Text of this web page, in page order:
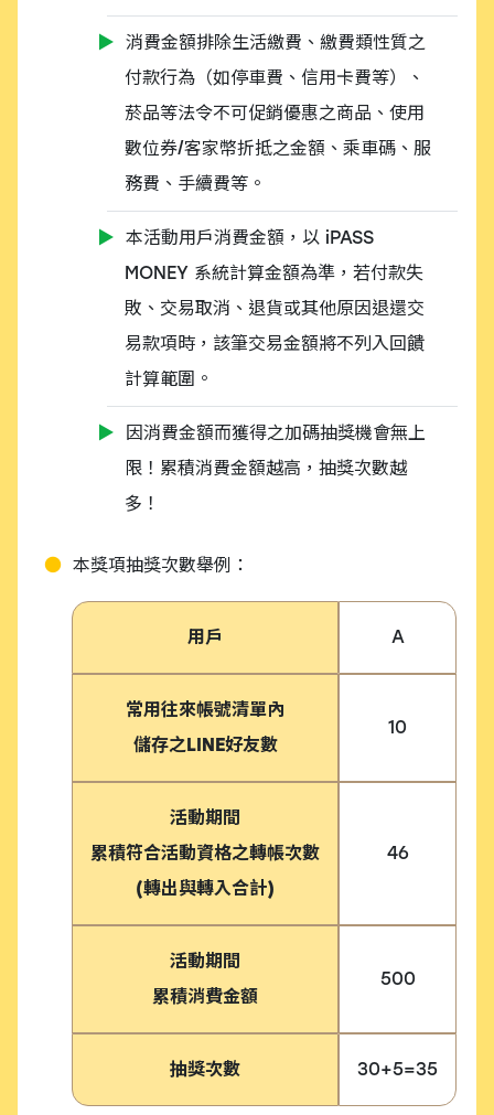
消費金額排除生活繳費、繳費類性質之
付款行為（如停車費、信用卡費等）、
菸品等法令不可促銷優惠之商品、使用
數位券/客家幣折抵之金額、乘車碼、服
務費、手續費等。
本活動用戶消費金額，以 iPASS
MONEY 系統計算金額為準，若付款失
敗、交易取消、退貨或其他原因退還交
易款項時，該筆交易金額將不列入回饋
計算範圍。
因消費金額而獲得之加碼抽獎機會無上
限！累積消費金額越高，抽獎次數越
多！
本獎項抽獎次數舉例：
用戶 A
常用往來帳號清單內
儲存之LINE好友數
10
活動期間
累積符合活動資格之轉帳次數
(轉出與轉入合計)
46
活動期間
累積消費金額
500
抽獎次數 30+5=35